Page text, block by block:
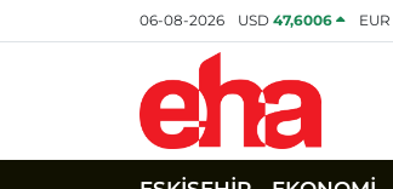
06-08-2026 USD47,6006 EUR